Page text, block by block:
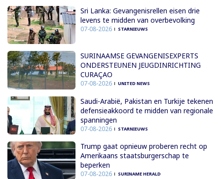
Sri Lanka: Gevangenisrellen eisen drie
levens te midden van overbevolking
07-08-2026 STARNIEUWS
SURINAAMSE GEVANGENISEXPERTS
ONDERSTEUNEN JEUGDINRICHTING
CURAÇAO
07-08-2026 UNITED NEWS
Saudi-Arabië, Pakistan en Turkije tekenen
defensieakkoord te midden van regionale
spanningen
07-08-2026 STARNIEUWS
Trump gaat opnieuw proberen recht op
Amerikaans staatsburgerschap te
beperken
07-08-2026 SURINAME HERALD